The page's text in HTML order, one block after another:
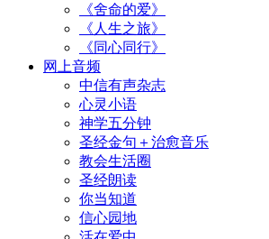
《舍命的爱》
《人生之旅》
《同心同行》
网上音频
中信有声杂志
心灵小语
神学五分钟
圣经金句＋治愈音乐
教会生活圈
圣经朗读
你当知道
信心园地